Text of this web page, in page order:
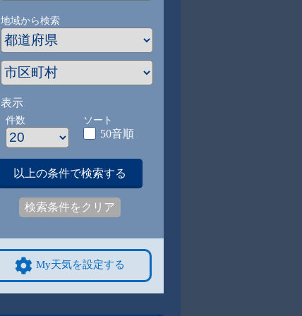
地域から検索
表示
件数 ソート
50音順
以上の条件で検索する
検索条件をクリア
My天気を設定する